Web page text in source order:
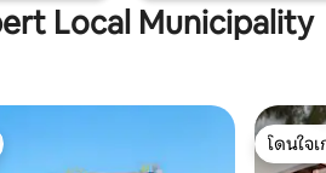
Local Municipality
โดนใจ
โดนใจ